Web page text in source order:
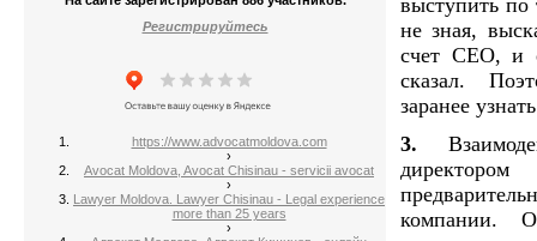
Регистрируйтесь
https://www.advocatmoldova.com
›
Avocat Moldova, Avocat Chisinau - servicii avocat
›
Lawyer Moldova. Lawyer Chisinau - Legal experience
more than 25 years
›
выступить
не зная,
счет CEO, и
сказал.
заранее
3.
компании.